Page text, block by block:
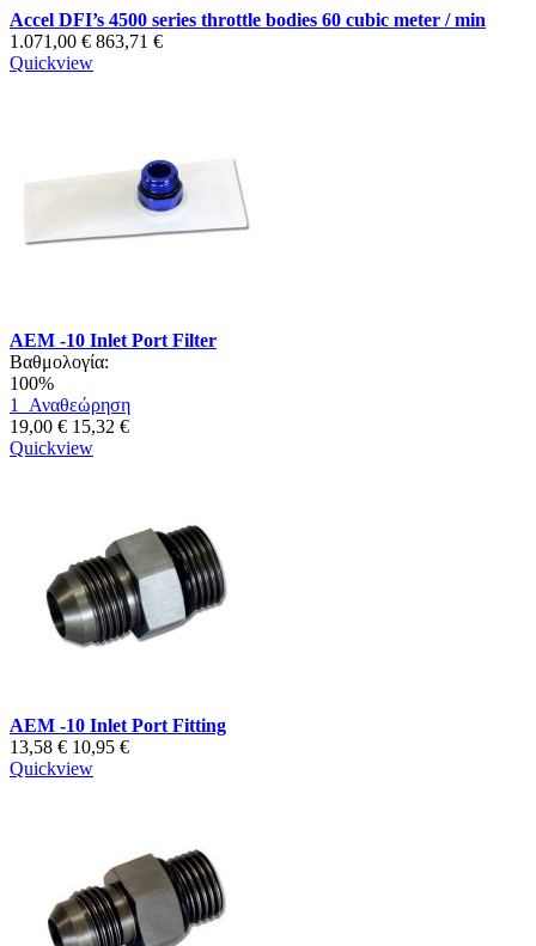
Accel DFI’s 4500 series throttle bodies 60 cubic meter / min
1.071,00 € 863,71 €
Quickview
AEM -10 Inlet Port Filter
Βαθμολογία:
100%
1 Αναθεώρηση
19,00 € 15,32 €
Quickview
AEM -10 Inlet Port Fitting
13,58 € 10,95 €
Quickview